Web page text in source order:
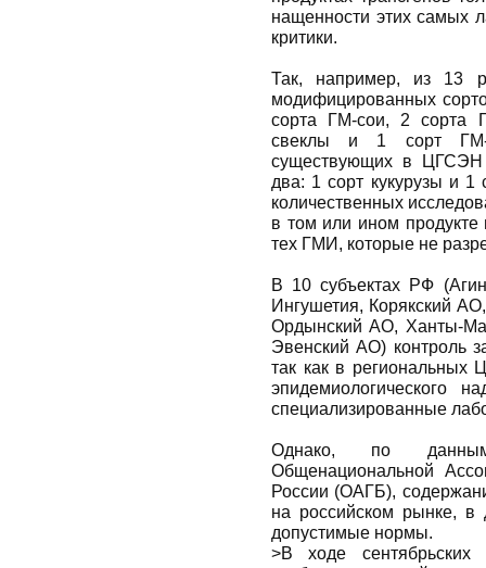
нащенности этих самых
критики.
Так, например, из 13
модифицированных
сорта ГМ-сои, 2 сорта
свеклы и 1 сорт ГМ-
существующих в ЦГСЭН
два: 1 сорт кукурузы и
количественных
в том или ином
тех ГМИ, которые не
В 10 субъектах РФ
Ингушетия, Корякский
Ордынский АО, Ханты-
Эвенский АО) контроль
так как в региональных
эпидемиологического
специализированные
Однако, по данным
Общенациональной
России (ОАГБ),
на российском рынке, в
допустимые нормы.
>В ходе сентябрьских